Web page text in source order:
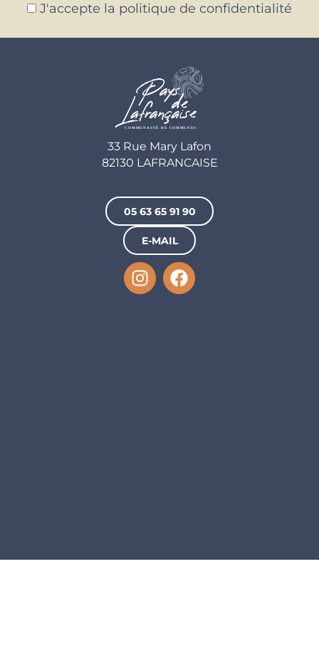
J'accepte la politique de confidentialité
33 Rue Mary Lafon
82130 LAFRANCAISE
05 63 65 91 90
E-MAIL